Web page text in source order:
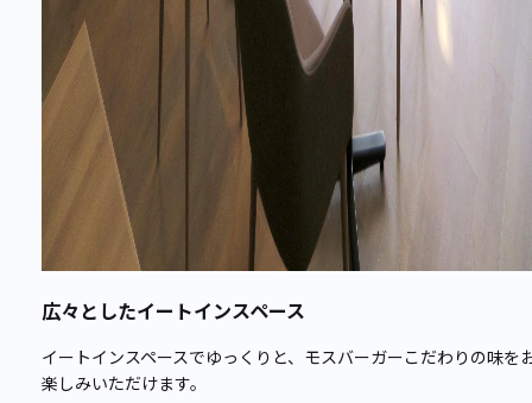
広々としたイートインスペース
イートインスペースでゆっくりと、モスバーガーこだわりの味を
楽しみいただけます。